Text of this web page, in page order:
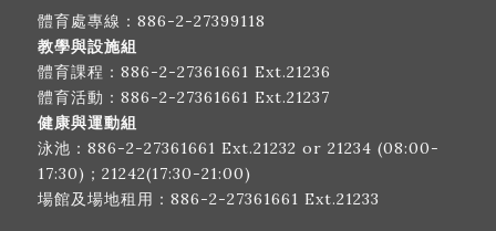
體育處專線： 886-2-27399118
教學與設施組
體育課程： 886-2-27361661 Ext.21236
體育活動： 886-2-27361661 Ext.21237
健康與運動組
泳池： 886-2-27361661 Ext.21232 or 21234 (08:00-
17:30)；21242(17:30-21:00)
場館及場地租用： 886-2-27361661 Ext.21233